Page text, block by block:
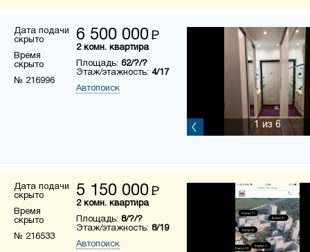
Дата подачи
скрыто
Время
скрыто
№ 216996
6 500 000 Р
2 комн. квартира
Площадь: 62/?/?
Этаж/этажность: 4/17
Автопоиск
1 из 6
Дата подачи
скрыто
Время
скрыто
№ 216533
5 150 000 Р
2 комн. квартира
Площадь: 8/?/?
Этаж/этажность: 8/19
Автопоиск